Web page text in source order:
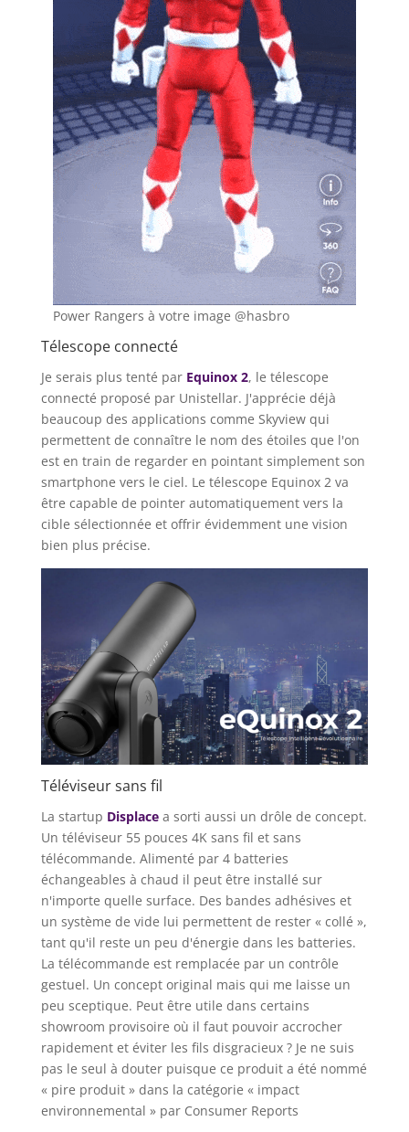
Power Rangers à votre image @hasbro
Télescope connecté
Je serais plus tenté par Equinox 2, le télescope
connecté proposé par Unistellar. J'apprécie déjà
beaucoup des applications comme Skyview qui
permettent de connaître le nom des étoiles que l'on
est en train de regarder en pointant simplement son
smartphone vers le ciel. Le télescope Equinox 2 va
être capable de pointer automatiquement vers la
cible sélectionnée et offrir évidemment une vision
bien plus précise.
Téléviseur sans fil
La startup Displacea sorti aussi un drôle de concept.
Un téléviseur 55 pouces 4K sans fil et sans
télécommande. Alimenté par 4 batteries
échangeables à chaud il peut être installé sur
n'importe quelle surface. Des bandes adhésives et
un système de vide lui permettent de rester « collé »,
tant qu'il reste un peu d'énergie dans les batteries.
La télécommande est remplacée par un contrôle
gestuel. Un concept original mais qui me laisse un
peu sceptique. Peut être utile dans certains
showroom provisoire où il faut pouvoir accrocher
rapidement et éviter les fils disgracieux ? Je ne suis
pas le seul à douter puisque ce produit a été nommé
« pire produit » dans la catégorie « impact
environnemental » par Consumer Reports